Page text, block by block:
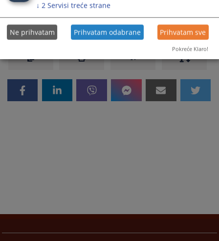
Prikazana vijest je na: Hrvatski jezik
264PREGLEDA
↓ 2 Servisi treće strane
Ne prihvatam Prihvatam odabrane Prihvatam sve
Pokreće Klaro!